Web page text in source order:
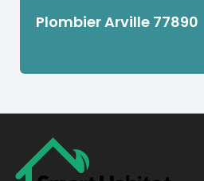
Plombier Arville 77890